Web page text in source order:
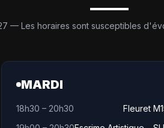
— Les horaires sont susceptibles
MARDI
18h30 – 20h30
Fleuret